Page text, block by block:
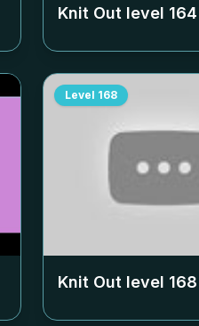
Knit Out level 164
Level 168
Knit Out level 168